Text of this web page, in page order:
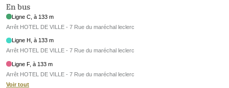
En bus
Ligne C, à 133 m
Arrêt HOTEL DE VILLE - 7 Rue du maréchal leclerc
Ligne H, à 133 m
Arrêt HOTEL DE VILLE - 7 Rue du maréchal leclerc
Ligne F, à 133 m
Arrêt HOTEL DE VILLE - 7 Rue du maréchal leclerc
Voir tout